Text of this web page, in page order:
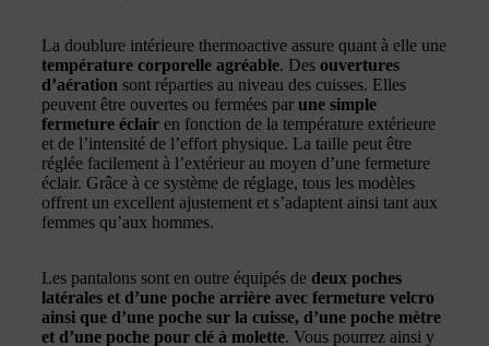
La doublure intérieure thermoactive assure quant à elle une
température corporelle agréable. Des ouvertures
d’aération sont réparties au niveau des cuisses. Elles
peuvent être ouvertes ou fermées par une simple
fermeture éclair en fonction de la température extérieure
et de l’intensité de l’effort physique. La taille peut être
réglée facilement à l’extérieur au moyen d’une fermeture
éclair. Grâce à ce système de réglage, tous les modèles
offrent un excellent ajustement et s’adaptent ainsi tant aux
femmes qu’aux hommes.
Les pantalons sont en outre équipés de deux poches
latérales et d’une poche arrière avec fermeture velcro
ainsi que d’une poche sur la cuisse, d’une poche mètre
et d’une poche pour clé à molette. Vous pourrez ainsi y